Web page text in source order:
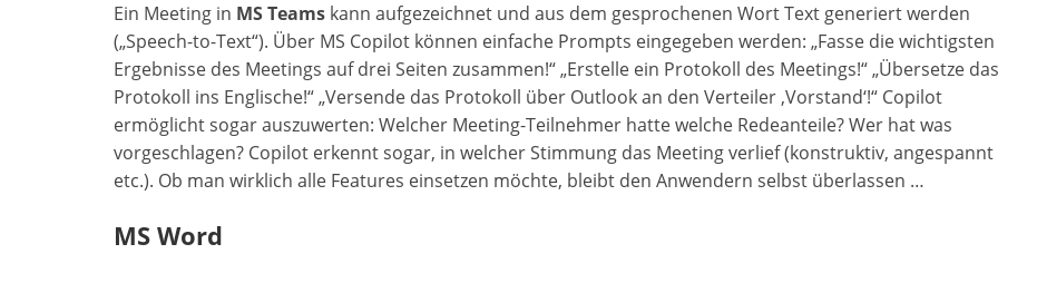
e
n
e
n
|
Ein Meeting in MS Teams kann aufgezeichnet und aus dem gesprochenen Wort Text generiert werden
(„Speech-to-Text“). Über MS Copilot können einfache Prompts eingegeben werden: „Fasse die wichtigsten
Ergebnisse des Meetings auf drei Seiten zusammen!“ „Erstelle ein Protokoll des Meetings!“ „Übersetze das
Protokoll ins Englische!“ „Versende das Protokoll über Outlook an den Verteiler ‚Vorstand‘!“ Copilot
ermöglicht sogar auszuwerten: Welcher Meeting-Teilnehmer hatte welche Redeanteile? Wer hat was
vorgeschlagen? Copilot erkennt sogar, in welcher Stimmung das Meeting verlief (konstruktiv, angespannt
etc.). Ob man wirklich alle Features einsetzen möchte, bleibt den Anwendern selbst überlassen …
MS Word